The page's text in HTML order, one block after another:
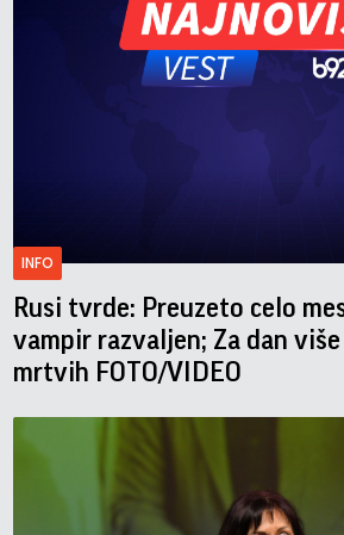
INFO
Rusi tvrde: Preuzeto celo
vampir razvaljen; Za dan
mrtvih FOTO/VIDEO